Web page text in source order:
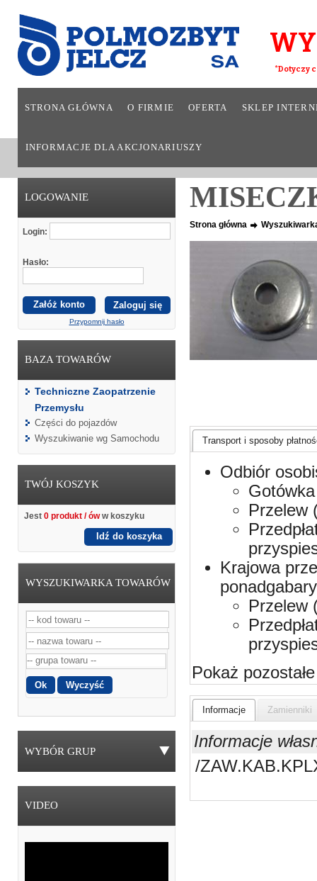
*Dotyczy
STRONA GŁÓWNA O FIRMIE OFERTA SKLEP
INFORMACJE DLA AKCJONARIUSZY
LOGOWANIE
Login:
Hasło:
Załóż konto
Przypomnij hasło
BAZA TOWARÓW
Techniczne Zaopatrzenie
Przemysłu
Części do pojazdów
Wyszukiwanie wg Samochodu
TWÓJ KOSZYK
Jest 0 produkt / óww koszyku
Idź do koszyka
WYSZUKIWARKA TOWARÓW
WYBÓR GRUP
VIDEO
Strona główna
Transport i sposoby
Odbiór
Przelew
Krajowa
Przelew
Pokaż pozostałe
Informacje Zamienniki
Informacje
/